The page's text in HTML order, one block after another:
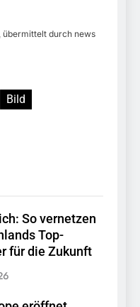
übermittelt durch news
Bild
So vernetzen
Top-
für die Zukunft